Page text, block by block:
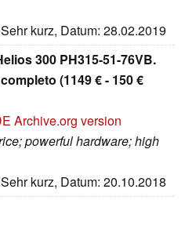
kurz, Datum: 28.02.2019
300 PH315-51-76VB.
(1149 € - 150 €
Archive.org version
powerful hardware; high
kurz, Datum: 20.10.2018